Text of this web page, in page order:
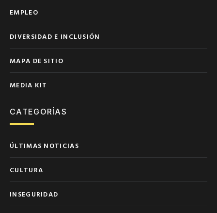
EMPLEO
DIVERSIDAD E INCLUSIÓN
MAPA DE SITIO
MEDIA KIT
CATEGORÍAS
ÚLTIMAS NOTICIAS
CULTURA
INSEGURIDAD